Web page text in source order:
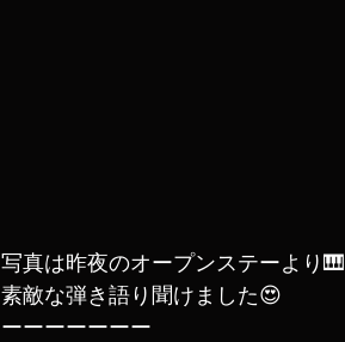
写真は昨夜のオープンステーより🎹
素敵な弾き語り聞けました😍
ーーーーーーー